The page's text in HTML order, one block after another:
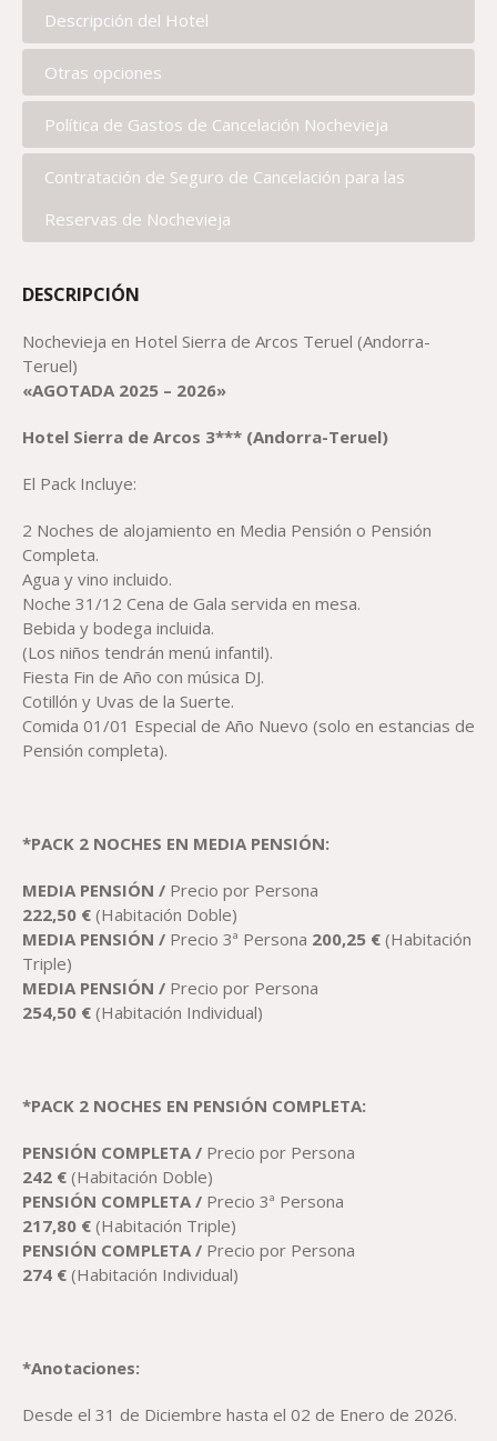
Descripción del Hotel
Otras opciones
Política de Gastos de Cancelación Nochevieja
Contratación de Seguro de Cancelación para las
Reservas de Nochevieja
DESCRIPCIÓN
Nochevieja en Hotel Sierra de Arcos Teruel (Andorra-
Teruel)
«AGOTADA 2025 – 2026»
Hotel Sierra de Arcos 3*** (Andorra-Teruel)
El Pack Incluye:
2 Noches de alojamiento en Media Pensión o Pensión
Completa.
Agua y vino incluido.
Noche 31/12 Cena de Gala servida en mesa.
Bebida y bodega incluida.
(Los niños tendrán menú infantil).
Fiesta Fin de Año con música DJ.
Cotillón y Uvas de la Suerte.
Comida 01/01 Especial de Año Nuevo (solo en estancias de
Pensión completa).
*PACK 2 NOCHES EN MEDIA PENSIÓN:
MEDIA PENSIÓN / Precio por Persona
222,50 € (Habitación Doble)
MEDIA PENSIÓN / Precio 3ª Persona 200,25 € (Habitación
Triple)
MEDIA PENSIÓN / Precio por Persona
254,50 € (Habitación Individual)
*PACK 2 NOCHES EN PENSIÓN COMPLETA:
PENSIÓN COMPLETA / Precio por Persona
242 € (Habitación Doble)
PENSIÓN COMPLETA / Precio 3ª Persona
217,80 € (Habitación Triple)
PENSIÓN COMPLETA / Precio por Persona
274 € (Habitación Individual)
*Anotaciones:
Desde el 31 de Diciembre hasta el 02 de Enero de 2026.